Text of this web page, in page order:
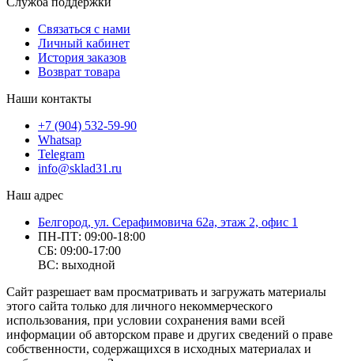
Связаться с нами
Личный кабинет
История заказов
Возврат товара
Наши контакты
+7 (904) 532-59-90
Whatsap
Telegram
info@sklad31.ru
Наш адрес
Белгород, ул. Серафимовича 62а, этаж 2, офис 1
ПН-ПТ: 09:00-18:00
СБ: 09:00-17:00
ВС: выходной
Сайт разрешает вам просматривать и загружать материалы
этого сайта только для личного некоммерческого
использования, при условии сохранения вами всей
информации об авторском праве и других сведений о праве
собственности, содержащихся в исходных материалах и